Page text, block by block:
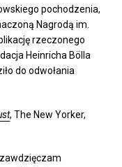
pochodzenia,
Nagrodą im.
rzeczonego
Heinricha Bölla
do odwołania
, The New Yorker,